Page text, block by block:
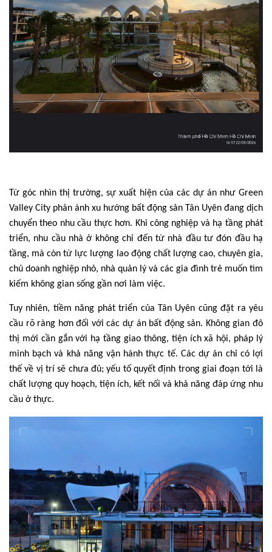
Từ góc nhìn thị trường, sự xuất hiện của các dự án như Green
Valley City phản ánh xu hướng bất động sản Tân Uyên đang dịch
chuyển theo nhu cầu thực hơn. Khi công nghiệp và hạ tầng phát
triển, nhu cầu nhà ở không chỉ đến từ nhà đầu tư đón đầu hạ
tầng, mà còn từ lực lượng lao động chất lượng cao, chuyên gia,
chủ doanh nghiệp nhỏ, nhà quản lý và các gia đình trẻ muốn tìm
kiếm không gian sống gần nơi làm việc.
Tuy nhiên, tiềm năng phát triển của Tân Uyên cũng đặt ra yêu
cầu rõ ràng hơn đối với các dự án bất động sản. Không gian đô
thị mới cần gắn với hạ tầng giao thông, tiện ích xã hội, pháp lý
minh bạch và khả năng vận hành thực tế. Các dự án chỉ có lợi
thế về vị trí sẽ chưa đủ; yếu tố quyết định trong giai đoạn tới là
chất lượng quy hoạch, tiện ích, kết nối và khả năng đáp ứng nhu
cầu ở thực.